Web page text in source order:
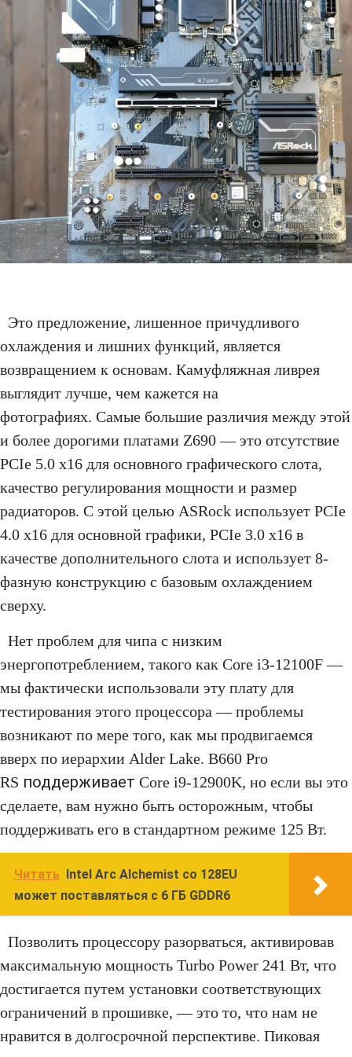
Это предложение, лишенное причудливого
охлаждения и лишних функций, является
возвращением к основам. Камуфляжная ливрея
выглядит лучше, чем кажется на
фотографиях. Самые большие различия между этой
и более дорогими платами Z690 — это отсутствие
PCIe 5.0 x16 для основного графического слота,
качество регулирования мощности и размер
радиаторов. С этой целью ASRock использует PCIe
4.0 x16 для основной графики, PCIe 3.0 x16 в
качестве дополнительного слота и использует 8-
фазную конструкцию с базовым охлаждением
сверху.
Нет проблем для чипа с низким
энергопотреблением, такого как Core i3-12100F —
мы фактически использовали эту плату для
тестирования этого процессора — проблемы
возникают по мере того, как мы продвигаемся
вверх по иерархии Alder Lake. B660 Pro
RS поддерживает Core i9-12900K, но если вы это
сделаете, вам нужно быть осторожным, чтобы
поддерживать его в стандартном режиме 125 Вт.
Читать Intel Arc Alchemist со 128EU
может поставляться с 6 ГБ GDDR6
Позволить процессору разорваться, активировав
максимальную мощность Turbo Power 241 Вт, что
достигается путем установки соответствующих
ограничений в прошивке, — это то, что нам не
нравится в долгосрочной перспективе. Пиковая